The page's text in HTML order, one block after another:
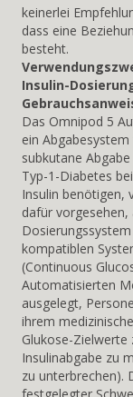
keinerlei
dass eine
besteht.
Insulin-
Das Omnipod 5
ein
subkutane
Typ-1-Diabetes
Insulin benötigen,
dafür
kompatiblen
(Continuous
Automatisierten
ausgelegt,
ihrem
Glukose-Zielwerte
Insulinabgabe zu
zu unterbrechen).